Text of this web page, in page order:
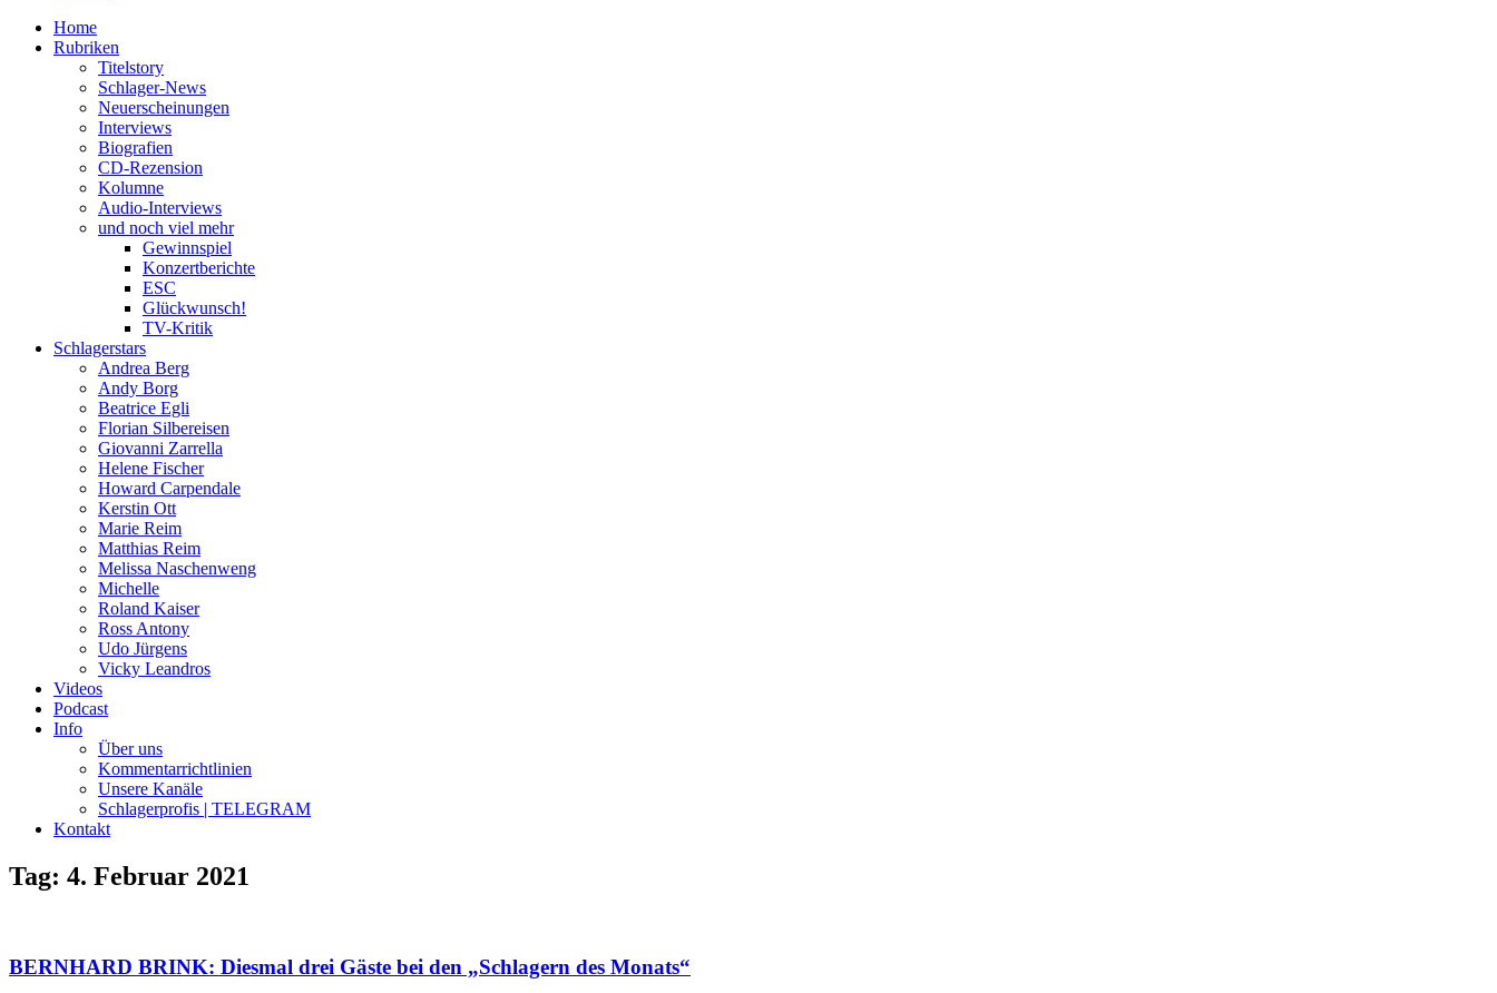
Home
Rubriken
Titelstory
Schlager-News
Neuerscheinungen
Interviews
Biografien
CD-Rezension
Kolumne
Audio-Interviews
und noch viel mehr
Gewinnspiel
Konzertberichte
ESC
Glückwunsch!
TV-Kritik
Schlagerstars
Andrea Berg
Andy Borg
Beatrice Egli
Florian Silbereisen
Giovanni Zarrella
Helene Fischer
Howard Carpendale
Kerstin Ott
Marie Reim
Matthias Reim
Melissa Naschenweng
Michelle
Roland Kaiser
Ross Antony
Udo Jürgens
Vicky Leandros
Videos
Podcast
Info
Über uns
Kommentarrichtlinien
Unsere Kanäle
Schlagerprofis | TELEGRAM
Kontakt
Tag: 4. Februar 2021
BERNHARD BRINK: Diesmal drei Gäste bei den „Schlagern des Monats“